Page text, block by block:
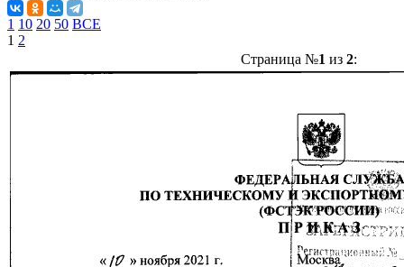
1 10 20 50 ВСЕ
1 2
Страница №1 из 2: